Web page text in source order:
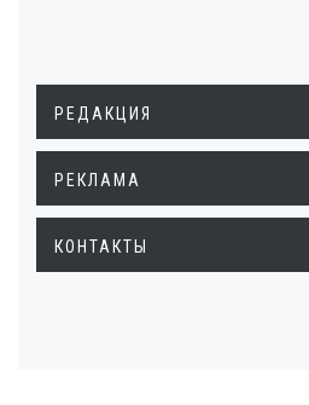
РЕДАКЦИЯ
РЕКЛАМА
КОНТАКТЫ